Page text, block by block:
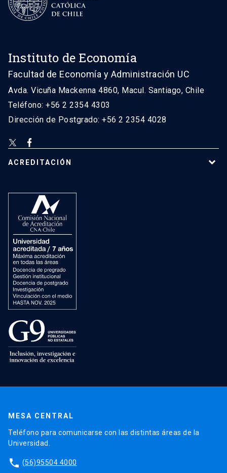
Instituto de Economía
Facultad de Economía y Administración UC
Avda. Vicuña Mackenna 4860, Macul. Santiago, Chile
Teléfono: +56 2 2354 4303
Dirección de Postgrado: +56 2 2354 4028
ACREDITACIÓN
MESA CENTRAL
Teléfono para comunicarse con las distintas áreas de la
Universidad.
phone (56)95504 4000